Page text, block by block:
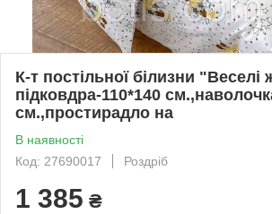
К-т постільної білизни
підковдра-110*140
см.,простирадло на
В наявності
Код: 27690017
Роздріб
1 385 ₴